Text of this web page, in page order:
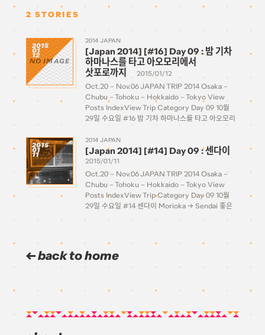
2 STORIES
NO IMAGE
2015
01
12
2014 JAPAN
[Japan 2014] [#16] Day 09 : 밤 기차
하마나스를 타고 아오모리에서
삿포로까지
2015/01/12
Oct.20 – Nov.06 JAPAN TRIP 2014 Osaka –
Chubu – Tohoku – Hokkaido – Tokyo View
Posts IndexView Trip Category Day 09 10월
29일 수요일 #16 밤 기차 하마나스를 타고 아오모리
Sapporo 야마데라 […]
2015
01
11
2014 JAPAN
[Japan 2014] [#14] Day 09 : 센다이
2015/01/11
Oct.20 – Nov.06 JAPAN TRIP 2014 Osaka –
Chubu – Tohoku – Hokkaido – Tokyo View
Posts IndexView Trip Category Day 09 10월
29일 수요일 #14 센다이 Morioka → Sendai 좋은
back to home